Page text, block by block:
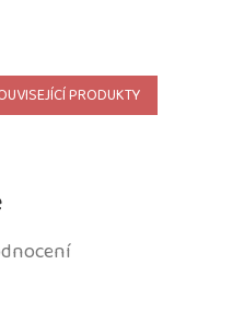
PRODUKTY
je 5 z 5 hvězdiček.